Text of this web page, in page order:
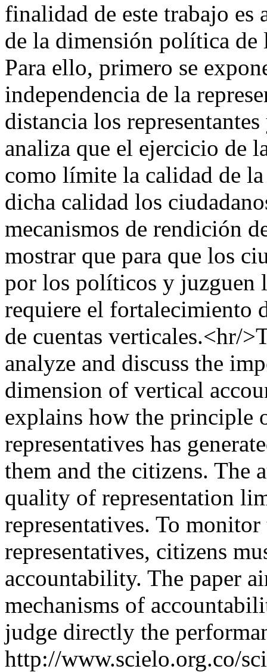
finalidad de este trabajo
de la dimensión política de
Para ello, primero se
independencia de la
distancia los
analiza que el ejercicio de
como límite la calidad de
dicha calidad los
mecanismos de rendición
mostrar que para que los
por los políticos y juzguen
requiere el fortalecimiento
de cuentas verticales.<hr/
analyze and discuss the
dimension of vertical
explains how the principle
representatives has
them and the citizens. The
quality of representation
representatives. To
representatives, citizens
accountability. The paper
mechanisms of
judge directly the
http://www.scielo.org.co/